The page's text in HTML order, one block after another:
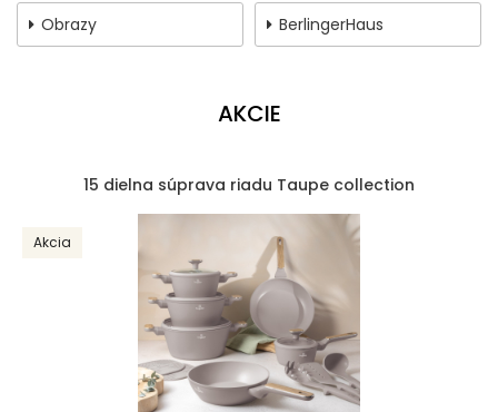
Obrazy BerlingerHaus
AKCIE
15 dielna súprava riadu Taupe collection
Akcia